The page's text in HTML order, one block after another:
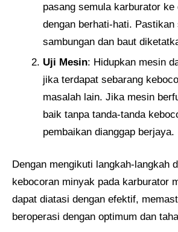
pasang semula karburator ke
dengan berhati-hati. Pastikan
sambungan dan baut
Uji Mesin: Hidupkan mesin
jika terdapat sebarang
masalah lain. Jika mesin
baik tanpa tanda-tanda
pembaikan dianggap berjaya.
Dengan mengikuti langkah-langkah
kebocoran minyak pada karburator
dapat diatasi dengan efektif,
beroperasi dengan optimum dan